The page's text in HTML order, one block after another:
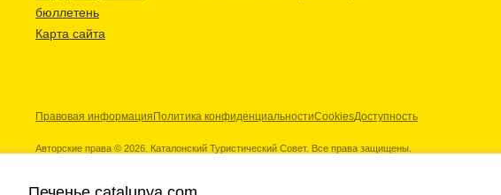
бюллетень
Карта сайта
Правовая информация Политика конфиденциальностиCookiesДоступность
Авторские права © 2026. Каталонский Туристический Совет. Все права защищены.